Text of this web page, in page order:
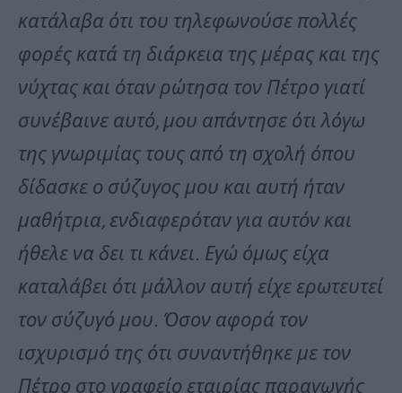
κατάλαβα ότι του τηλεφωνούσε πολλές
φορές κατά τη διάρκεια της μέρας και της
νύχτας και όταν ρώτησα τον Πέτρο γιατί
συνέβαινε αυτό, μου απάντησε ότι λόγω
της γνωριμίας τους από τη σχολή όπου
δίδασκε ο σύζυγος μου και αυτή ήταν
μαθήτρια, ενδιαφερόταν για αυτόν και
ήθελε να δει τι κάνει. Εγώ όμως είχα
καταλάβει ότι μάλλον αυτή είχε ερωτευτεί
τον σύζυγό μου. Όσον αφορά τον
ισχυρισμό της ότι συναντήθηκε με τον
Πέτρο στο γραφείο εταιρίας παραγωγής